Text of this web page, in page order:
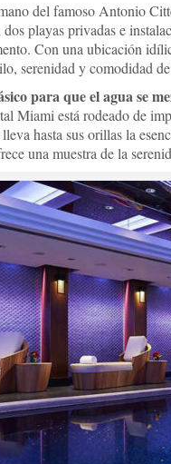
del famoso Antonio
playas privadas e
Con una ubicación
serenidad y comodidad
para que el agua se
Miami está rodeado de
hasta sus orillas la
una muestra de la